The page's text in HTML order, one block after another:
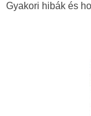
Gyakori hibák és